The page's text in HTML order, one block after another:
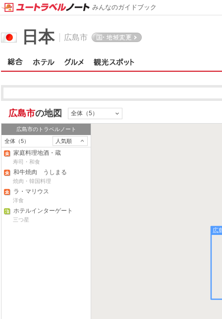
日本 広島市
広島市の地図 全体（5）
広島市のトラベルノート
全体（5）
人気順
家庭料理地酒・蔵
寿司・和食
和牛焼肉 うしまる
焼肉・韓国料理
ラ・マリウス
洋食
ホテルインターゲート
広島
三つ星
広
みんなのガイドブック